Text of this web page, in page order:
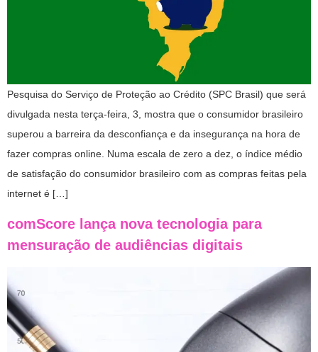
Pesquisa do Serviço de Proteção ao Crédito (SPC Brasil) que será
divulgada nesta terça-feira, 3, mostra que o consumidor brasileiro
superou a barreira da desconfiança e da insegurança na hora de
fazer compras online. Numa escala de zero a dez, o índice médio
de satisfação do consumidor brasileiro com as compras feitas pela
internet é […]
comScore lança nova tecnologia para
mensuração de audiências digitais